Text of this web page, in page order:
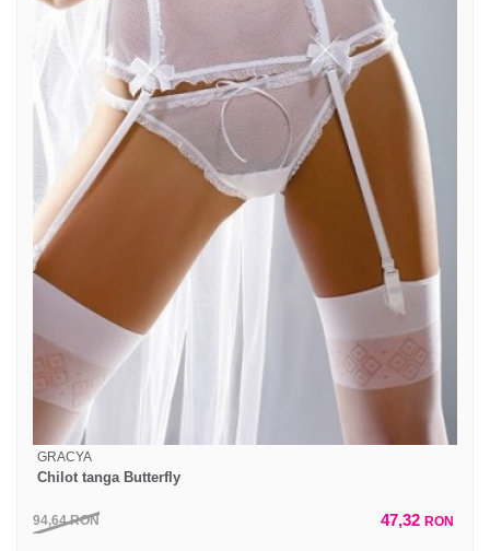
GRACYA
Chilot tanga Butterfly
94,64RON 47,32 RON